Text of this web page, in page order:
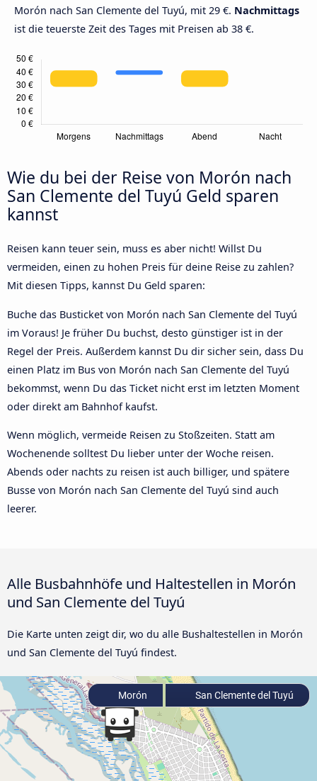
Morón nach San Clemente del Tuyú, mit 29 €. Nachmittags
ist die teuerste Zeit des Tages mit Preisen ab 38 €.
Wie du bei der Reise von Morón nach
San Clemente del Tuyú Geld sparen
kannst
Reisen kann teuer sein, muss es aber nicht! Willst Du
vermeiden, einen zu hohen Preis für deine Reise zu zahlen?
Mit diesen Tipps, kannst Du Geld sparen:
Buche das Busticket von Morón nach San Clemente del Tuyú
im Voraus! Je früher Du buchst, desto günstiger ist in der
Regel der Preis. Außerdem kannst Du dir sicher sein, dass Du
einen Platz im Bus von Morón nach San Clemente del Tuyú
bekommst, wenn Du das Ticket nicht erst im letzten Moment
oder direkt am Bahnhof kaufst.
Wenn möglich, vermeide Reisen zu Stoßzeiten. Statt am
Wochenende solltest Du lieber unter der Woche reisen.
Abends oder nachts zu reisen ist auch billiger, und spätere
Busse von Morón nach San Clemente del Tuyú sind auch
leerer.
Alle Busbahnhöfe und Haltestellen in Morón
und San Clemente del Tuyú
Die Karte unten zeigt dir, wo du alle Bushaltestellen in Morón
und San Clemente del Tuyú findest.
Morón San Clemente del Tuyú